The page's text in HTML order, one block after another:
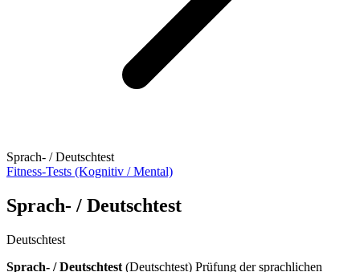
Sprach- / Deutschtest
Fitness-Tests (Kognitiv / Mental)
Sprach- / Deutschtest
Deutschtest
Sprach- / Deutschtest (Deutschtest) Prüfung der sprachlichen